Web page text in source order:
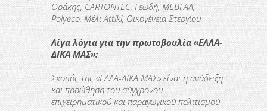
Θράκης,CARTONTEC, Γεωδή, ΜΕΒΓΑΛ,
Polyeco, ΜέλιAttiki, Οικογένεια Στεργίου
Λίγα λόγια για την πρωτοβουλία «ΕΛΛΑ-
ΔΙΚΑ ΜΑΣ»:
Σκοπός της «ΕΛΛΑ-ΔΙΚΑ ΜΑΣ» είναι η ανάδειξη
και προώθηση του σύγχρονου
επιχειρηματικού και παραγωγικού πολιτισμού